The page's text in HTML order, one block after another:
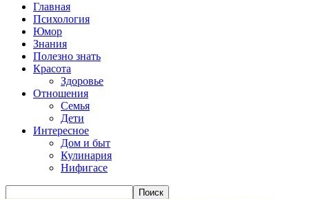
Главная
Психология
Юмор
Знания
Полезно знать
Красота
Здоровье
Отношения
Семья
Дети
Интересное
Дом и быт
Кулинария
Нифигасе